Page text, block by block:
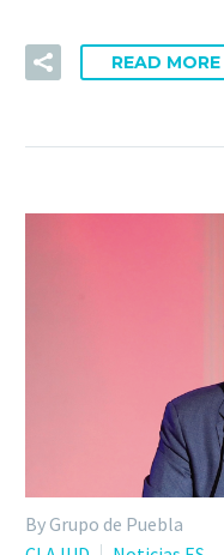
READ MORE
By Grupo de Puebla